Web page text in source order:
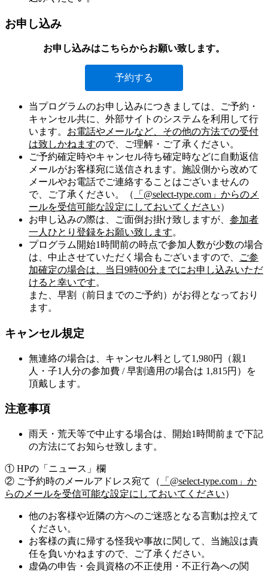
お申し込み
お申し込みはこちらからお願い致します。
予約する
当プログラムのお申し込みにつきましては、ご予約・
キャンセル共に、外部サイトのシステムを利用して行
います。 お電話やメールなど、その他の方法での受付
は致しかねますので、ご理解・ご了承ください。
ご予約確定時やキャンセル待ち確定時などに自動返信
メールがお客様宛に送信されます。施設側から改めて
メールやお電話でご連絡することはございませんの
で、ご了承ください。（
「@select-type.com」からのメ
ールを受信可能な設定にしておいてください）
お申し込みの際は、ご面倒お掛け致しますが、 参加者
一人ひとり登録をお願い致します。
プログラム開始1時間前の時点で参加人数が少数の場合
は、中止させていただく場合もございますので、
ご参
加確定の場合は、当日9時00分までにお申し込みいただ
けると幸いです。
また、 早割（前日までのご予約）がお得となっており
ます。
キャンセル規定
無連絡の場合は、キャンセル料として1,980円（親1
人・子1人分の参加費 / 早割適用の場合は 1,815円）を
頂戴します。
注意事項
雨天・荒天等で中止する場合は、開始1時間前まで下記
の方法にてお知らせ致します。
① HPの「ニュース」欄
② ご予約時のメールアドレス宛て（
「@select-type.com」か
らのメールを受信可能な設定にしておいてください）
他のお客様や近隣の方へのご迷惑となる言動は控えて
ください。
お客様の責に帰する怪我や事故に関して、当施設は責
任を負いかねますので、ご了承ください。
虚偽の申告・会員資格の不正使用・不正行為への関